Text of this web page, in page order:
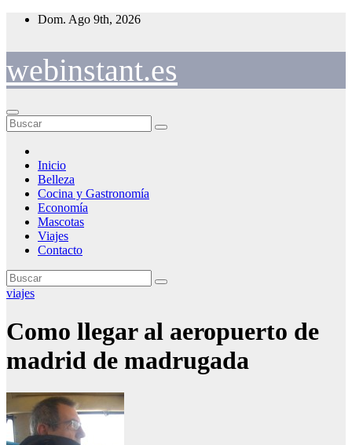
Saltar
Dom. Ago 9th, 2026
webinstant.es
Inicio
Belleza
Cocina y Gastronomía
Economía
Mascotas
Viajes
Contacto
viajes
Como llegar al aeropuerto de
madrid de madrugada